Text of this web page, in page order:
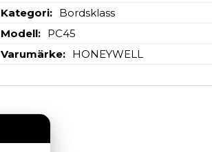
Kategori
Bordsklass
Modell
PC45
Varumärke
HONEYWELL